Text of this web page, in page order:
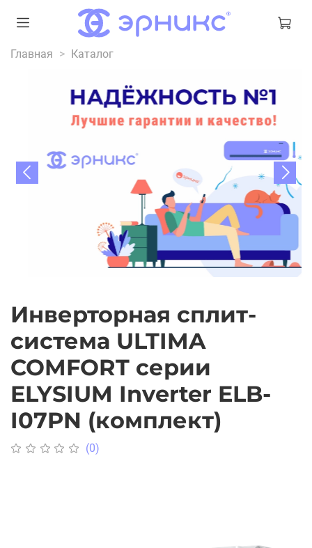
Главная Каталог
Инверторная сплит-
система ULTIMA
COMFORT серии
ELYSIUM Inverter ELB-
I07PN (комплект)
(0)